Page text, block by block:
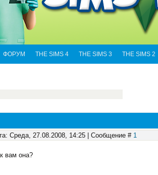
ФОРУМ THE SIMS 4 THE SIMS 3 THE SIMS 2
Среда, 27.08.2008, 14:25 | Сообщение # 1
вам она?